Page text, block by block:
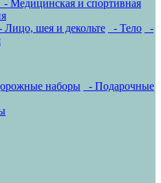
- Медицинская и спортивная
Лицо, шея и декольте - Тело
-
наборы
- Подарочные